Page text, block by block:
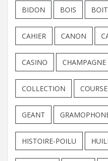
BIDON BOIS
CAHIER CANON
CASINO CHAMPAGNE
COLLECTION COURSE
GEANT
HISTOIRE-POILU